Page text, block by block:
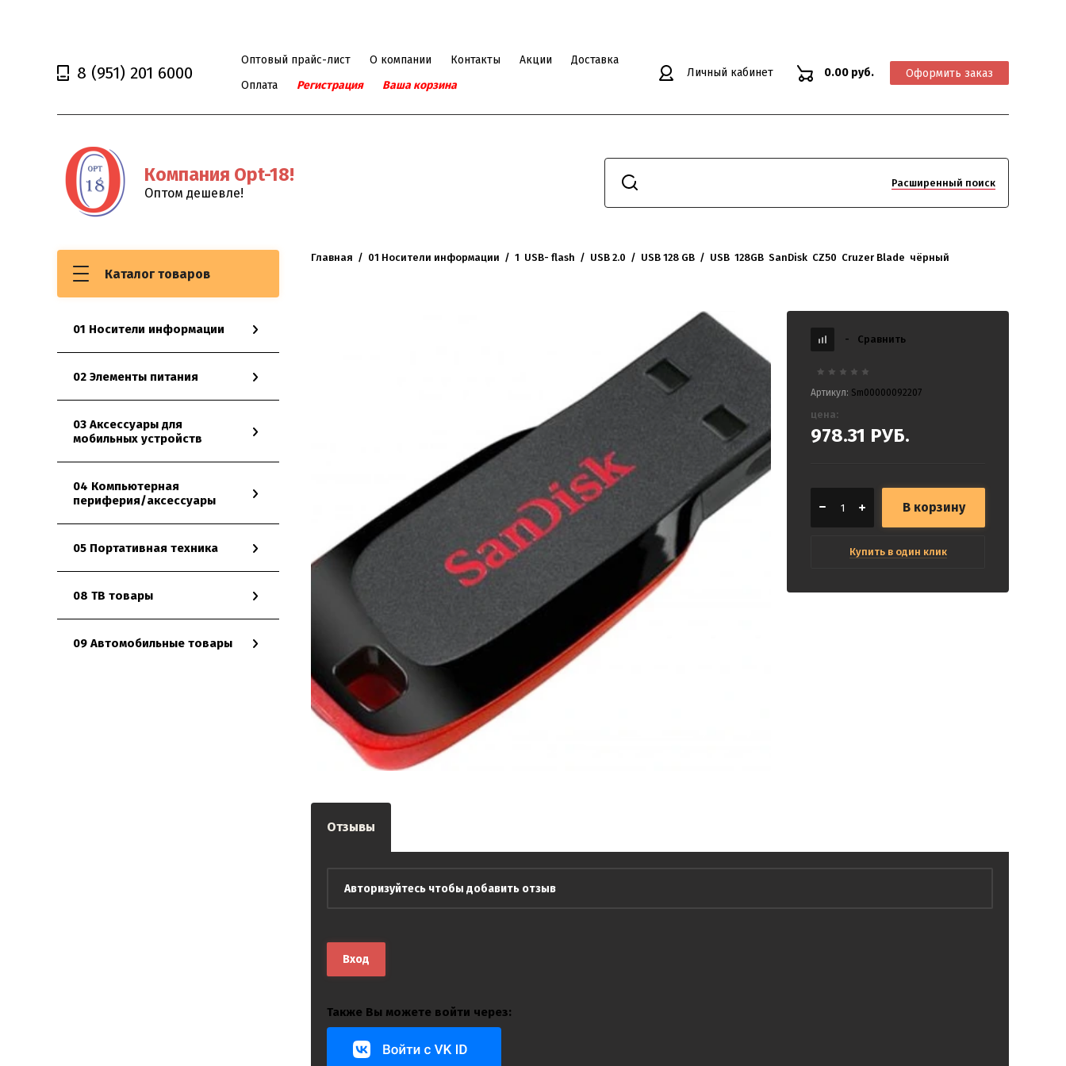
8 (951) 201 6000
Оптовый прайс-лист О компании Контакты Акции
Доставка
Оплата
Регистрация Ваша корзина
Личный кабинет 0.00 руб. Оформить заказ
Компания Opt-18!
Оптом дешевле!
Расширенный поиск
Каталог товаров
01 Носители информации
02 Элементы питания
03 Аксессуары для
мобильных устройств
04 Компьютерная
периферия/аксессуары
05 Портативная техника
08 ТВ товары
09 Автомобильные товары
Главная
  /
01 Носители информации
  /
1  USB- flash
  /
USB 2.0
  /
USB 128 GB
  /
USB  128GB  SanDisk  CZ50  Cruzer Blade  чёрный
- Сравнить
Артикул: Sm00000092207
цена:
978.31 РУБ.
В корзину
Купить в один клик
Отзывы
Авторизуйтесь чтобы добавить отзыв
Вход
Также Вы можете войти через: